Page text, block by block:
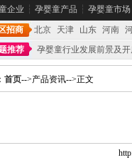
企业 ┆ 孕婴童产品 ┆ 孕婴童市场
招商 北京 天津 山东 河南
推荐
孕婴童行业发展前景及
首页-->产品资讯-->正文